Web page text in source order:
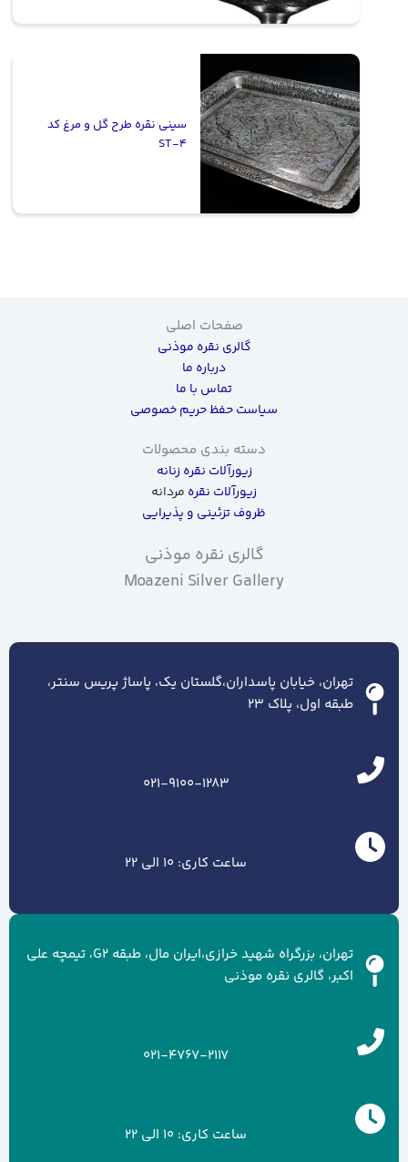
سینی نقره طرح گل و مرغ کد
ST-4
صفحات اصلی
گالری نقره موذنی
درباره ما
تماس با ما
سیاست حفظ حریم خصوصی
دسته بندی محصولات
زیورآلات نقره زنانه
زیورآلات نقره مردانه
ظروف تزئینی و پذیرایی
گالری نقره موذنی
Moazeni Silver Gallery
تهران، خیابان پاسداران،گلستان یک، پاساژ پریس سنتر،
طبقه اول، پلاک ۲۳
021-9100-1283
ساعت کاری: 10 الی 22
تهران، بزرگراه شهید خرازی،ایران مال، طبقه G2، تیمچه علی
اکبر، گالری نقره موذنی
021-4767-2117
ساعت کاری: 10 الی 22